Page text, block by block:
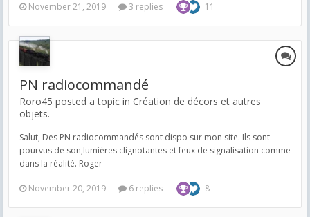
November 21, 2019 3 replies 11
PN radiocommandé
Roro45 posted a topic in Création de décors et autres
objets.
Salut, Des PN radiocommandés sont dispo sur mon site. Ils sont
pourvus de son,lumières clignotantes et feux de signalisation comme
dans la réalité. Roger
November 20, 2019 6 replies 8